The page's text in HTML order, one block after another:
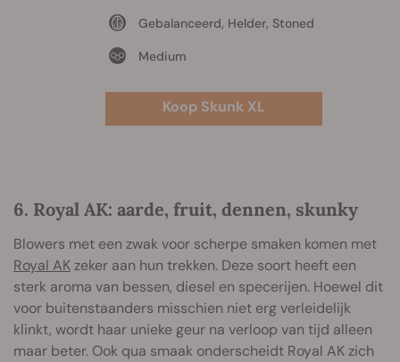
Gebalanceerd, Helder, Stoned
Medium
Koop Skunk XL
6. Royal AK: aarde, fruit, dennen, skunky
Blowers met een zwak voor scherpe smaken komen met
Royal AKzeker aan hun trekken. Deze soort heeft een
sterk aroma van bessen, diesel en specerijen. Hoewel dit
voor buitenstaanders misschien niet erg verleidelijk
klinkt, wordt haar unieke geur na verloop van tijd alleen
maar beter. Ook qua smaak onderscheidt Royal AK zich